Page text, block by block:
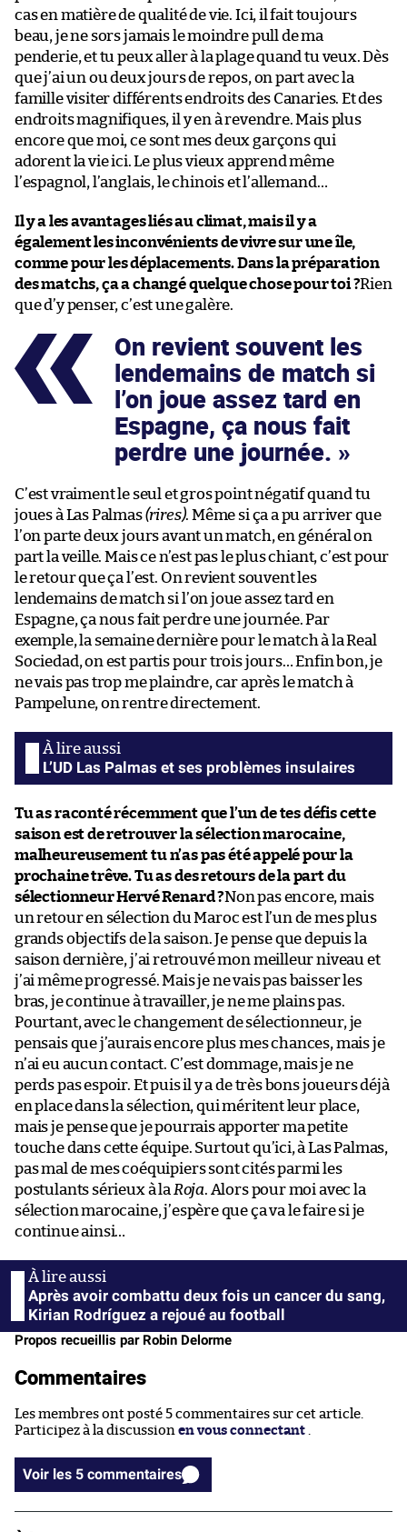
cas en matière de qualité de vie. Ici, il fait toujours
beau, je ne sors jamais le moindre pull de ma
penderie, et tu peux aller à la plage quand tu veux. Dès
que j’ai un ou deux jours de repos, on part avec la
famille visiter différents endroits des Canaries. Et des
endroits magnifiques, il y en à revendre. Mais plus
encore que moi, ce sont mes deux garçons qui
adorent la vie ici. Le plus vieux apprend même
l’espagnol, l’anglais, le chinois et l’allemand…
Il y a les avantages liés au climat, mais il y a
également les inconvénients de vivre sur une île,
comme pour les déplacements. Dans la préparation
des matchs, ça a changé quelque chose pour toi ?Rien
que d’y penser, c’est une galère.
On revient souvent les
lendemains de match si
l’on joue assez tard en
Espagne, ça nous fait
perdre une journée.
C’est vraiment le seul et gros point négatif quand tu
joues à Las Palmas(rires). Même si ça a pu arriver que
l’on parte deux jours avant un match, en général on
part la veille. Mais ce n’est pas le plus chiant, c’est pour
le retour que ça l’est. On revient souvent les
lendemains de match si l’on joue assez tard en
Espagne, ça nous fait perdre une journée. Par
exemple, la semaine dernière pour le match à la Real
Sociedad, on est partis pour trois jours… Enfin bon, je
ne vais pas trop me plaindre, car après le match à
Pampelune, on rentre directement.
L’UD Las Palmas et ses problèmes insulaires
Tu as raconté récemment que l’un de tes défis cette
saison est de retrouver la sélection marocaine,
malheureusement tu n’as pas été appelé pour la
prochaine trêve. Tu as des retours de la part du
sélectionneur Hervé Renard ?Non pas encore, mais
un retour en sélection du Maroc est l’un de mes plus
grands objectifs de la saison. Je pense que depuis la
saison dernière, j’ai retrouvé mon meilleur niveau et
j’ai même progressé. Mais je ne vais pas baisser les
bras, je continue à travailler, je ne me plains pas.
Pourtant, avec le changement de sélectionneur, je
pensais que j’aurais encore plus mes chances, mais je
n’ai eu aucun contact. C’est dommage, mais je ne
perds pas espoir. Et puis il y a de très bons joueurs déjà
en place dans la sélection, qui méritent leur place,
mais je pense que je pourrais apporter ma petite
touche dans cette équipe. Surtout qu’ici, à Las Palmas,
pas mal de mes coéquipiers sont cités parmi les
postulants sérieux à la Roja. Alors pour moi avec la
sélection marocaine, j’espère que ça va le faire si je
continue ainsi…
Après avoir combattu deux fois un cancer du sang,
Kirian Rodríguez a rejoué au football
Propos recueillis par Robin Delorme
Commentaires
Les membres ont posté 5 commentaires sur cet article.
Participez à la discussion en vous connectant .
Voir les 5 commentaires